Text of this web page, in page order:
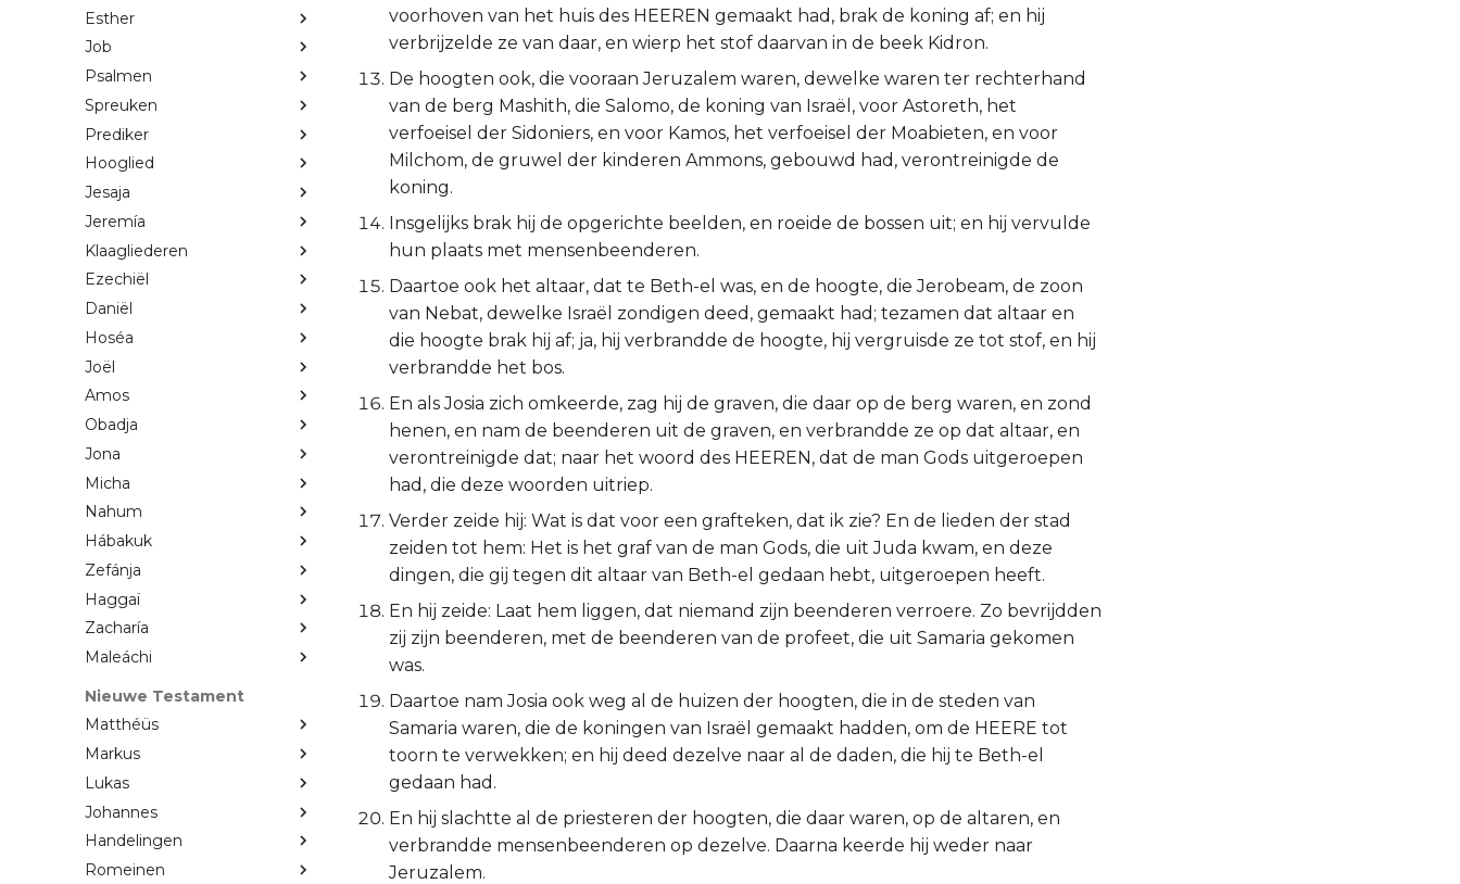
Esther
Job
Psalmen
Spreuken
Prediker
Hooglied
Jesaja
Jeremía
Klaagliederen
Ezechiël
Daniël
Hoséa
Joël
Amos
Obadja
Jona
Micha
Nahum
Hábakuk
Zefánja
Haggaï
Zacharía
Maleáchi
Nieuwe Testament
Matthéüs
Markus
Lukas
Johannes
Handelingen
Romeinen
voorhoven van het huis des HEEREN gemaakt had, brak de koning af; en hij
verbrijzelde ze van daar, en wierp het stof daarvan in de beek Kidron.
De hoogten ook, die vooraan Jeruzalem waren, dewelke waren ter rechterhand
van de berg Mashith, die Salomo, de koning van Israël, voor Astoreth, het
verfoeisel der Sidoniers, en voor Kamos, het verfoeisel der Moabieten, en voor
Milchom, de gruwel der kinderen Ammons, gebouwd had, verontreinigde de
koning.
Insgelijks brak hij de opgerichte beelden, en roeide de bossen uit; en hij vervulde
hun plaats met mensenbeenderen.
Daartoe ook het altaar, dat te Beth-el was, en de hoogte, die Jerobeam, de zoon
van Nebat, dewelke Israël zondigen deed, gemaakt had; tezamen dat altaar en
die hoogte brak hij af; ja, hij verbrandde de hoogte, hij vergruisde ze tot stof, en hij
verbrandde het bos.
En als Josia zich omkeerde, zag hij de graven, die daar op de berg waren, en zond
henen, en nam de beenderen uit de graven, en verbrandde ze op dat altaar, en
verontreinigde dat; naar het woord des HEEREN, dat de man Gods uitgeroepen
had, die deze woorden uitriep.
Verder zeide hij: Wat is dat voor een grafteken, dat ik zie? En de lieden der stad
zeiden tot hem: Het is het graf van de man Gods, die uit Juda kwam, en deze
dingen, die gij tegen dit altaar van Beth-el gedaan hebt, uitgeroepen heeft.
En hij zeide: Laat hem liggen, dat niemand zijn beenderen verroere. Zo bevrijdden
zij zijn beenderen, met de beenderen van de profeet, die uit Samaria gekomen
was.
Daartoe nam Josia ook weg al de huizen der hoogten, die in de steden van
Samaria waren, die de koningen van Israël gemaakt hadden, om de HEERE tot
toorn te verwekken; en hij deed dezelve naar al de daden, die hij te Beth-el
gedaan had.
En hij slachtte al de priesteren der hoogten, die daar waren, op de altaren, en
verbrandde mensenbeenderen op dezelve. Daarna keerde hij weder naar
Jeruzalem.